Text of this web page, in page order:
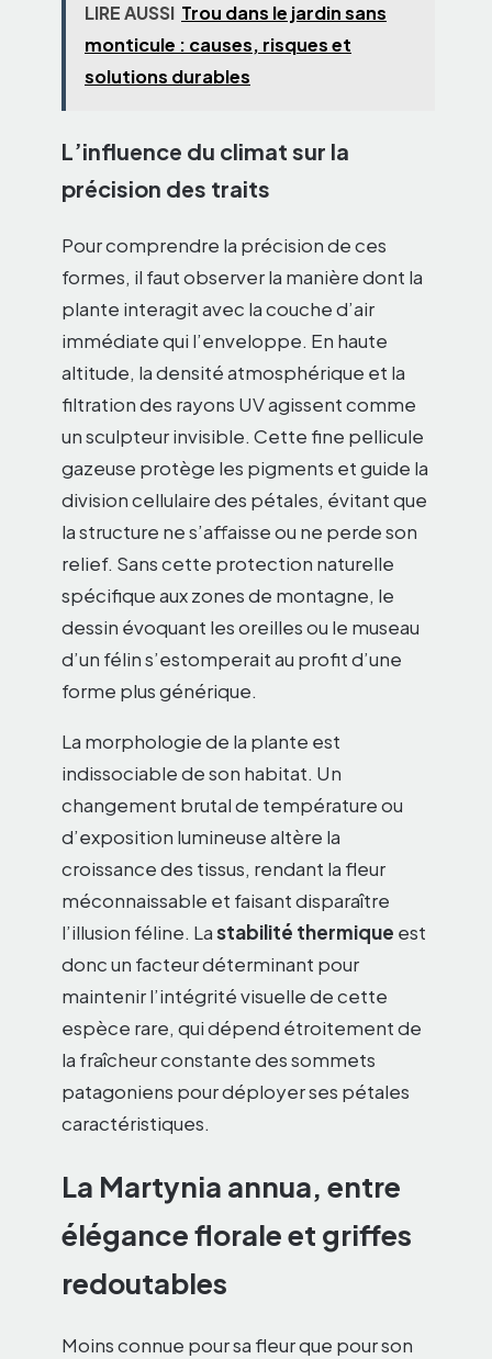
LIRE AUSSI Trou dans le jardin sans
monticule : causes, risques et
solutions durables
L’influence du climat sur la
précision des traits
Pour comprendre la précision de ces
formes, il faut observer la manière dont la
plante interagit avec la couche d’air
immédiate qui l’enveloppe. En haute
altitude, la densité atmosphérique et la
filtration des rayons UV agissent comme
un sculpteur invisible. Cette fine pellicule
gazeuse protège les pigments et guide la
division cellulaire des pétales, évitant que
la structure ne s’affaisse ou ne perde son
relief. Sans cette protection naturelle
spécifique aux zones de montagne, le
dessin évoquant les oreilles ou le museau
d’un félin s’estomperait au profit d’une
forme plus générique.
La morphologie de la plante est
indissociable de son habitat. Un
changement brutal de température ou
d’exposition lumineuse altère la
croissance des tissus, rendant la fleur
méconnaissable et faisant disparaître
l’illusion féline. Lastabilité thermique est
donc un facteur déterminant pour
maintenir l’intégrité visuelle de cette
espèce rare, qui dépend étroitement de
la fraîcheur constante des sommets
patagoniens pour déployer ses pétales
caractéristiques.
La Martynia annua, entre
élégance florale et griffes
redoutables
Moins connue pour sa fleur que pour son